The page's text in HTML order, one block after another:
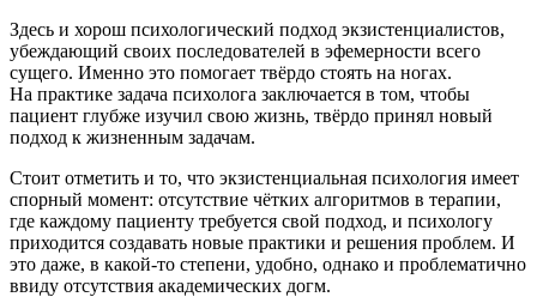
Здесь и хорош психологический подход экзистенциалистов,
убеждающий своих последователей в эфемерности всего
сущего. Именно это помогает твёрдо стоять на ногах.
На практике задача психолога заключается в том, чтобы
пациент глубже изучил свою жизнь, твёрдо принял новый
подход к жизненным задачам.
Стоит отметить и то, что экзистенциальная психология имеет
спорный момент: отсутствие чётких алгоритмов в терапии,
где каждому пациенту требуется свой подход, и психологу
приходится создавать новые практики и решения проблем. И
это даже, в какой-то степени, удобно, однако и проблематично
ввиду отсутствия академических догм.